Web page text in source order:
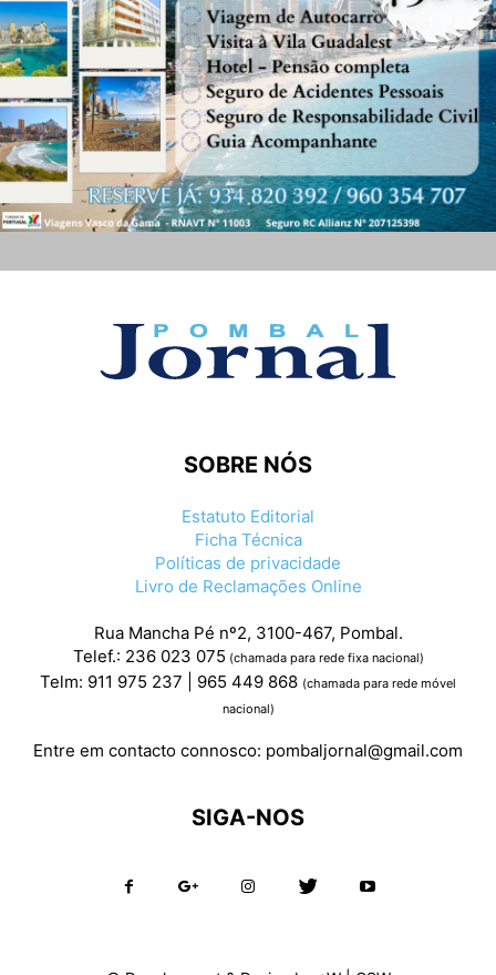
SOBRE NÓS
Estatuto Editorial
Ficha Técnica
Políticas de privacidade
Livro de Reclamações Online
Rua Mancha Pé nº2, 3100-467, Pombal.
Telef.: 236 023 075 (chamada para rede fixa nacional)
Telm: 911 975 237 | 965 449 868 (chamada para rede móvel
nacional)
Entre em contacto connosco: pombaljornal@gmail.com
SIGA-NOS